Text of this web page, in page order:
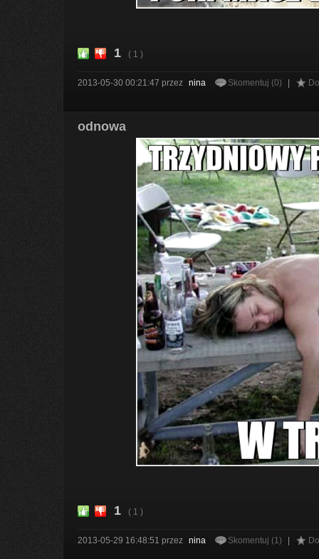
1 ( 1 )
2013-05-30 00:21:47 przez nina Skomentuj (0)
odnowa
1 ( 1 )
2013-05-29 16:48:51 przez nina Skomentuj (1)